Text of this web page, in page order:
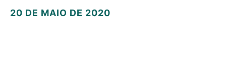
20 DE MAIO DE 2020